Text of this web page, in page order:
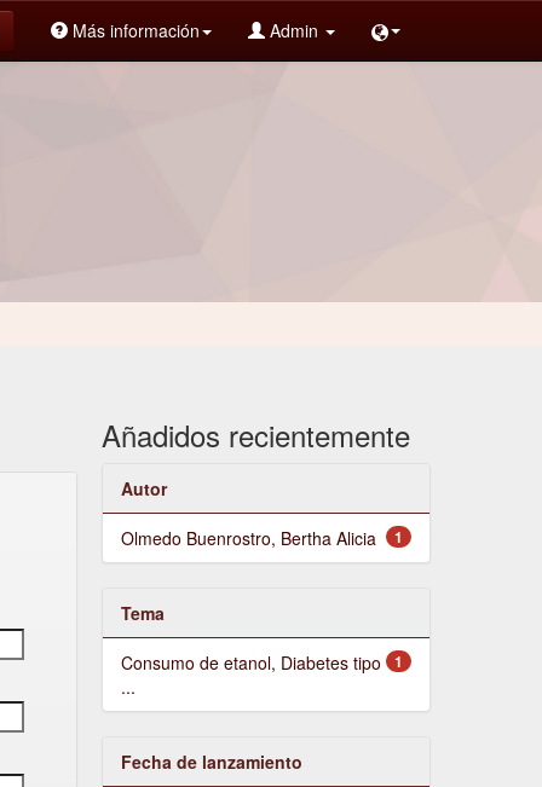
Más información Admin
Añadidos recientemente
Autor
1
Olmedo Buenrostro, Bertha Alicia
Tema
1
Consumo de etanol, Diabetes tipo
...
Fecha de lanzamiento